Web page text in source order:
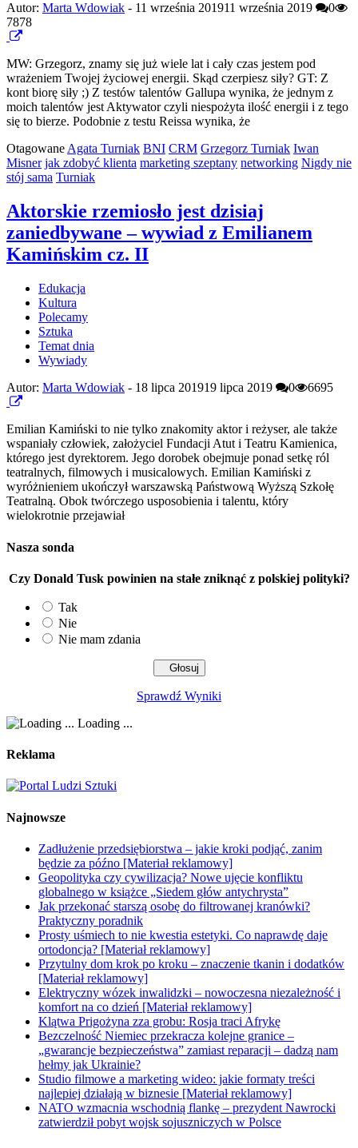
Autor: Marta Wdowiak - 11 września 201911 września 2019
0
7878
MW: Grzegorz, znamy się już wiele lat i cały czas jestem pod
wrażeniem Twojej życiowej energii. Skąd czerpiesz siły? GT: Z
kont biorę siły ;) Z testów talentów Gallupa wynika, że jednym z
moich talentów jest Aktywator czyli niespożyta ilość energii i z tego
się to bierze. Podobnie z testu Reissa wynika, że
OtagowaneAgata Turniak BNI CRM Grzegorz Turniak Iwan
Misner jak zdobyć klienta marketing szeptany networking Nigdy nie
stój sama Turniak
Aktorskie rzemiosło jest dzisiaj
zaniedbywane – wywiad z Emilianem
Kamińskim cz. II
Edukacja
Kultura
Polecamy
Sztuka
Temat dnia
Wywiady
Autor: Marta Wdowiak - 18 lipca 201919 lipca 2019 0 6695
Emilian Kamiński to nie tylko znakomity aktor i reżyser, ale także
wspaniały człowiek, założyciel Fundacji Atut i Teatru Kamienica,
którego jest dyrektorem. Jego dorobek obejmuje ponad setkę ról
teatralnych, filmowych i musicalowych. Emilian Kamiński z
wyróżnieniem ukończył warszawską Państwową Wyższą Szkołę
Teatralną. Obok twórczego usposobienia i talentu, który
wielokrotnie przejawiał
Nasza sonda
Czy Donald Tusk powinien na stałe zniknąć z polskiej polityki?
Tak
Nie
Nie mam zdania
Sprawdź Wyniki
Loading ...
Reklama
Najnowsze
Zadłużenie przedsiębiorstwa – jakie kroki podjąć, zanim
będzie za późno [Materiał reklamowy]
Geopolityka czy cywilizacja? Nowe ujęcie konfliktu
globalnego w książce „Siedem głów antychrysta”
Jak przekonać starszą osobę do filtrowanej kranówki?
Praktyczny poradnik
Prosty uśmiech to nie kwestia estetyki. Co naprawdę daje
ortodoncja? [Materiał reklamowy]
Przytulny dom krok po kroku – znaczenie tkanin i dodatków
[Materiał reklamowy]
Elektryczny wózek inwalidzki – nowoczesna niezależność i
komfort na co dzień [Materiał reklamowy]
Klątwa Prigożyna zza grobu: Rosja traci Afrykę
Bezczelność Niemiec przekracza kolejne granice –
„gwarancje bezpieczeństwa” zamiast reparacji – dadzą nam
hełmy jak Ukrainie?
Studio filmowe a marketing wideo: jakie formaty treści
najlepiej działają w biznesie [Materiał reklamowy]
NATO wzmacnia wschodnią flankę – prezydent Nawrocki
zatwierdził pobyt wojsk sojuszniczych w Polsce